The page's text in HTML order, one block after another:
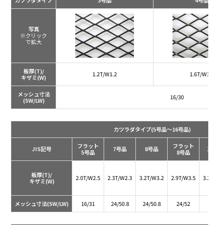
写真
※クリック
で拡大
板厚(T)/
キザミ(W)
1.2T/W1.2 1.6T/W1.6
メッシュ寸法
(SW/LW)
16/30
カツラダタイプ(5号品～16号品)
JIS記号
フラット
5号品
7号品 8号品
フラット
8号品
12
板厚(T)/
キザミ(W)
2.0T/W2.5 2.3T/W2.3 3.2T/W3.2 2.9T/W3.5 3.2T/
メッシュ寸法(SW/LW) 16/31 24/50.8 24/50.8 24/52